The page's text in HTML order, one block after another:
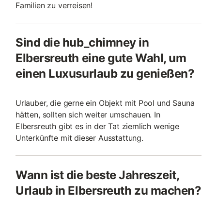
Familien zu verreisen!
Sind die hub_chimney in
Elbersreuth eine gute Wahl, um
einen Luxusurlaub zu genießen?
Urlauber, die gerne ein Objekt mit Pool und Sauna
hätten, sollten sich weiter umschauen. In
Elbersreuth gibt es in der Tat ziemlich wenige
Unterkünfte mit dieser Ausstattung.
Wann ist die beste Jahreszeit,
Urlaub in Elbersreuth zu machen?